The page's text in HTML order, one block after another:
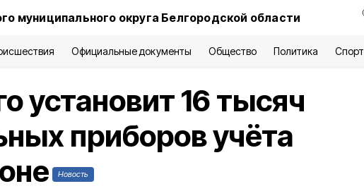
муниципального округа Белгородской области
Официальные документы Общество Политика Спорт
установит 16 тысяч
приборов учёта
Новость